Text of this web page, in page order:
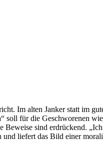
Im alten Janker statt im
soll für die Geschworenen
sind erdrückend.
liefert das Bild einer